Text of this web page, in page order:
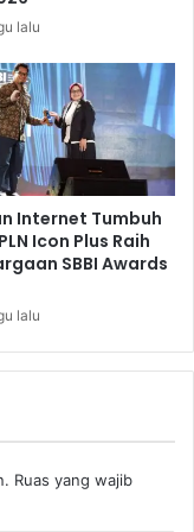
lalu
Internet Tumbuh
Icon Plus Raih
SBBI Awards
lalu
Ruas yang wajib